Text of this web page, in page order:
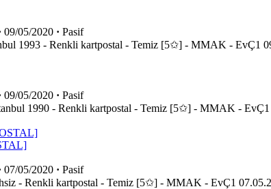
09/05/2020 · Pasif
1993 - Renkli kartpostal - Temiz [5✩] - MMAK - EvÇ1
09/05/2020 · Pasif
1990 - Renkli kartpostal - Temiz [5✩] - MMAK -
07/05/2020 · Pasif
- Renkli kartpostal - Temiz [5✩] - MMAK - EvÇ1